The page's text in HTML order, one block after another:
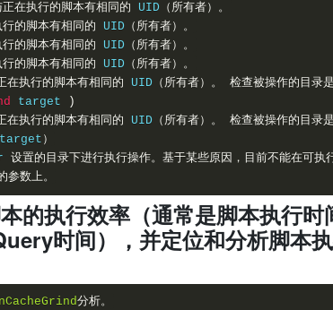
在执行的脚本有相同的 UID （所有者）。
的脚本有相同的 UID （所有者）。
的脚本有相同的 UID （所有者）。
的脚本有相同的 UID （所有者）。
在执行的脚本有相同的 UID （所有者）。
检查被操作的目录
target
)
在执行的脚本有相同的 UID （所有者）。
检查被操作的目录
）
设置的目录下进行执行操作。基于某些原因，目前不能在可执
参数上。
的执行效率（通常是脚本执行时
时间），并定位和分析脚本
分析。